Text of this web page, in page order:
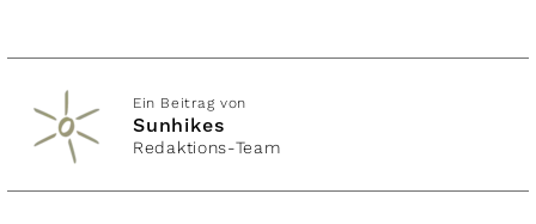
Ein Beitrag von
Sunhikes
Redaktions-Team